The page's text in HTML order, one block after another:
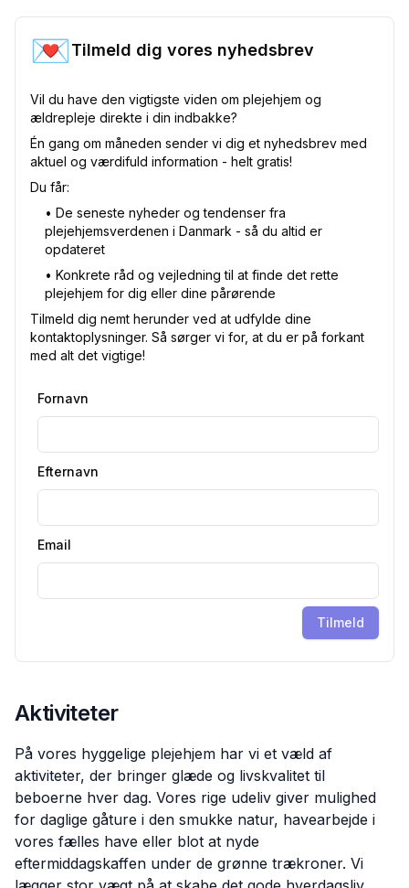
💌Tilmeld dig vores nyhedsbrev
Vil du have den vigtigste viden om plejehjem og
ældrepleje direkte i din indbakke?
Én gang om måneden sender vi dig et nyhedsbrev med
aktuel og værdifuld information - helt gratis!
Du får:
•⁠ De seneste nyheder og tendenser fra
plejehjemsverdenen i Danmark - så du altid er
opdateret
•⁠ Konkrete råd og vejledning til at finde det rette
plejehjem for dig eller dine pårørende
Tilmeld dig nemt herunder ved at udfylde dine
kontaktoplysninger. Så sørger vi for, at du er på forkant
med alt det vigtige!
Fornavn
Efternavn
Email
Tilmeld
Aktiviteter
På vores hyggelige plejehjem har vi et væld af
aktiviteter, der bringer glæde og livskvalitet til
beboerne hver dag. Vores rige udeliv giver mulighed
for daglige gåture i den smukke natur, havearbejde i
vores fælles have eller blot at nyde
eftermiddagskaffen under de grønne trækroner. Vi